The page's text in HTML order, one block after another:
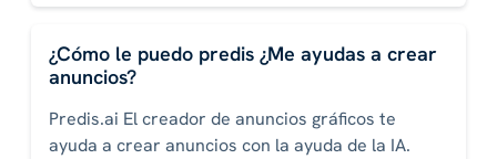
¿Cómo le puedo predis ¿Me ayudas a crear
anuncios?
Predis.ai El creador de anuncios gráficos te
ayuda a crear anuncios con la ayuda de la IA.